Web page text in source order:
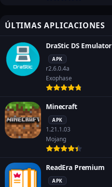
ÚLTIMAS APLICACIONES
DraStic DS Emulator
APK
r2.6.0.4a
Exophase
Minecraft
APK
1.21.1.03
Mojang
ReadEra Premium
APK